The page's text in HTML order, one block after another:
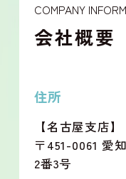
COMPANY
会社概要
住所
【名古屋支店】
〒451-0061 愛
2番3号